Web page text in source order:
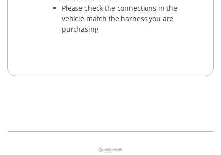
Please check the connections in the
vehicle match the harness you are
purchasing